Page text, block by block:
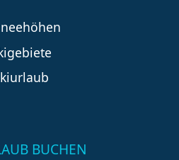
BUCHEN